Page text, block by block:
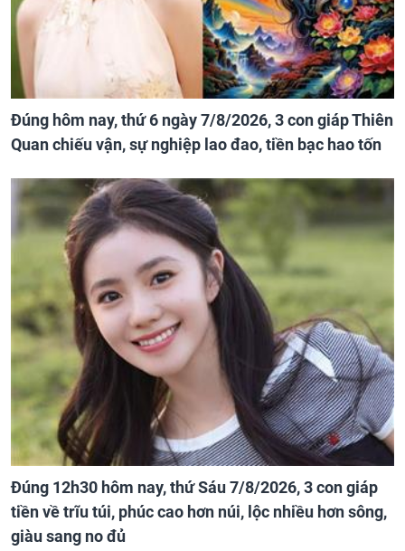
Đúng hôm nay, thứ 6 ngày 7/8/2026, 3 con giáp Thiên
Quan chiếu vận, sự nghiệp lao đao, tiền bạc hao tốn
Đúng 12h30 hôm nay, thứ Sáu 7/8/2026, 3 con giáp
tiền về trĩu túi, phúc cao hơn núi, lộc nhiều hơn sông,
giàu sang no đủ